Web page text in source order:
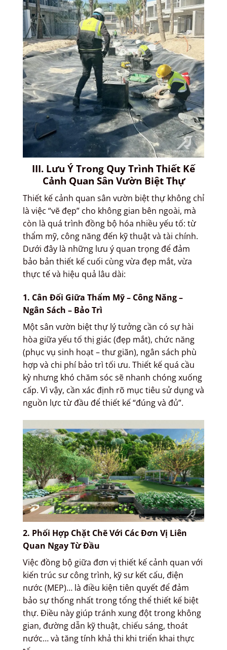
III. Lưu Ý Trong Quy Trình Thiết Kế
Cảnh Quan Sân Vườn Biệt Thự
Thiết kế cảnh quan sân vườn biệt thự không chỉ
là việc “vẽ đẹp” cho không gian bên ngoài, mà
còn là quá trình đồng bộ hóa nhiều yếu tố: từ
thẩm mỹ, công năng đến kỹ thuật và tài chính.
Dưới đây là những lưu ý quan trọng để đảm
bảo bản thiết kế cuối cùng vừa đẹp mắt, vừa
thực tế và hiệu quả lâu dài:
1. Cân Đối Giữa Thẩm Mỹ – Công Năng –
Ngân Sách – Bảo Trì
Một sân vườn biệt thự lý tưởng cần có sự hài
hòa giữa yếu tố thị giác (đẹp mắt), chức năng
(phục vụ sinh hoạt – thư giãn), ngân sách phù
hợp và chi phí bảo trì tối ưu. Thiết kế quá cầu
kỳ nhưng khó chăm sóc sẽ nhanh chóng xuống
cấp. Vì vậy, cần xác định rõ mục tiêu sử dụng và
nguồn lực từ đầu để thiết kế “đúng và đủ”.
2. Phối Hợp Chặt Chẽ Với Các Đơn Vị Liên
Quan Ngay Từ Đầu
Việc đồng bộ giữa đơn vị thiết kế cảnh quan với
kiến trúc sư công trình, kỹ sư kết cấu, điện
nước (MEP)… là điều kiện tiên quyết để đảm
bảo sự thống nhất trong tổng thể thiết kế biệt
thự. Điều này giúp tránh xung đột trong không
gian, đường dẫn kỹ thuật, chiếu sáng, thoát
nước… và tăng tính khả thi khi triển khai thực